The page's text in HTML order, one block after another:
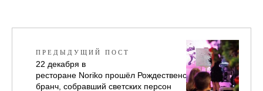
ПРЕДЫДУЩИЙ ПОСТ
22 декабря в
ресторане Noriko прошёл Рождественский
бранч, собравший светских персон